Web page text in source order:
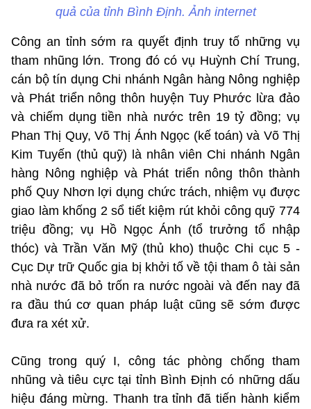
quả của tỉnh Bình Định. Ảnh internet
Công an tỉnh sớm ra quyết định truy tố những vụ
tham nhũng lớn. Trong đó có vụ Huỳnh Chí Trung,
cán bộ tín dụng Chi nhánh Ngân hàng Nông nghiệp
và Phát triển nông thôn huyện Tuy Phước lừa đảo
và chiếm dụng tiền nhà nước trên 19 tỷ đồng; vụ
Phan Thị Quy, Võ Thị Ánh Ngọc (kế toán) và Võ Thị
Kim Tuyến (thủ quỹ) là nhân viên Chi nhánh Ngân
hàng Nông nghiệp và Phát triển nông thôn thành
phố Quy Nhơn lợi dụng chức trách, nhiệm vụ được
giao làm khống 2 sổ tiết kiệm rút khỏi công quỹ 774
triệu đồng; vụ Hồ Ngọc Ánh (tổ trưởng tổ nhập
thóc) và Trần Văn Mỹ (thủ kho) thuộc Chi cục 5 -
Cục Dự trữ Quốc gia bị khởi tố về tội tham ô tài sản
nhà nước đã bỏ trốn ra nước ngoài và đến nay đã
ra đầu thú cơ quan pháp luật cũng sẽ sớm được
đưa ra xét xử.
Cũng trong quý I, công tác phòng chống tham
nhũng và tiêu cực tại tỉnh Bình Định có những dấu
hiệu đáng mừng. Thanh tra tỉnh đã tiến hành kiểm